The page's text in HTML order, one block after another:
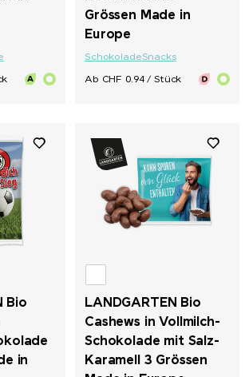
Grössen Made in
Europe
SchokoladeSnacks
Ab CHF 0.94 / Stück
Bio
in
LANDGARTEN Bio
Cashews in Vollmilch-
Schokolade mit Salz-
Karamell 3 Grössen